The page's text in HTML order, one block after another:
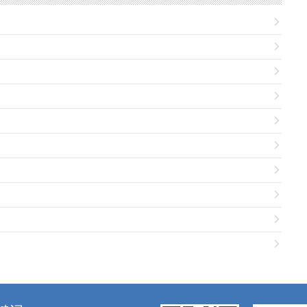









